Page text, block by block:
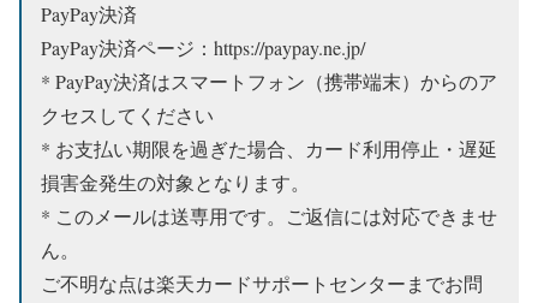
PayPay決済
PayPay決済ページ：https://paypay.ne.jp/
* PayPay決済はスマートフォン（携帯端末）からのア
クセスしてください
* お支払い期限を過ぎた場合、カード利用停止・遅延
損害金発生の対象となります。
* このメールは送専用です。ご返信には対応できませ
ん。
ご不明な点は楽天カードサポートセンターまでお問